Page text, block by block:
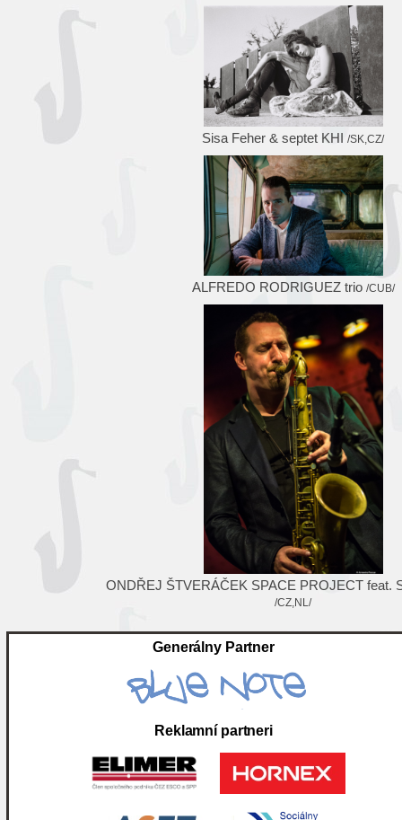
Sisa Feher & septet KHI/SK,CZ/
ALFREDO RODRIGUEZ trio /CUB/
ONDŘEJ ŠTVERÁČEK SPACE PROJECT feat.
/CZ,NL/
Špeciálna